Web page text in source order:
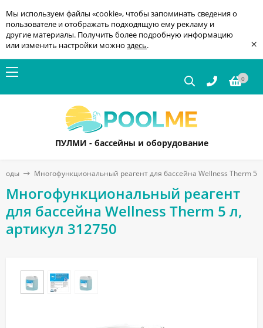
Мы используем файлы «cookie», чтобы запоминать сведения о
пользователе и отображать подходящую ему рекламу и
другие материалы. Получить более подробную информацию
или изменить настройки можно здесь. ×
0
ПУЛМИ - бассейны и оборудование
воды Многофункциональный реагент для бассейна Wellness Therm 5
Многофункциональный реагент
для бассейна Wellness Therm 5 л,
артикул 312750